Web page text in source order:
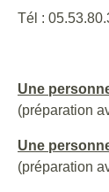
Tél :
Une
(préparation
Une
(préparation